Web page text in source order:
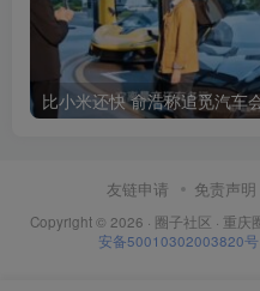
友链申请 免责声明
Copyright © 2026 · 圈子社区 · 重庆
安备50010302003820号